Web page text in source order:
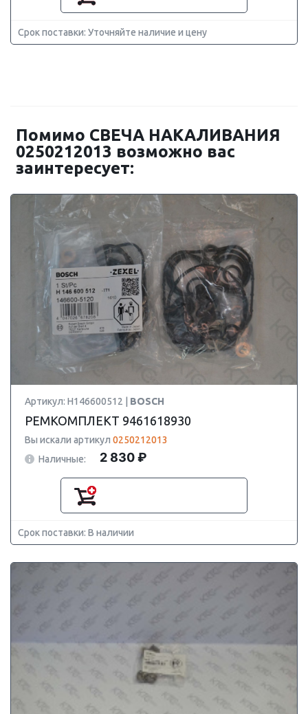
Срок поставки: Уточняйте наличие и цену
Помимо СВЕЧА НАКАЛИВАНИЯ
0250212013 возможно вас
заинтересует:
Артикул: H146600512 | BOSCH
РЕМКОМПЛЕКТ 9461618930
Вы искали артикул 0250212013
Наличные:
2 830 ₽
Срок поставки: В наличии